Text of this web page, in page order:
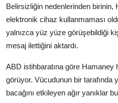
Belirsizliğin nedenlerinden birinin,
elektronik cihaz kullanmaması
yalnızca yüz yüze görüşebildiği
mesaj ilettiğini aktardı.
ABD istihbaratına göre
görüyor. Vücudunun bir tarafında
bacağını etkileyen ağır yanıklar